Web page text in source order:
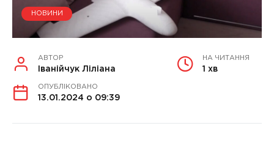
НОВИНИ
АВТОР
Іванійчук Ліліана
НА ЧИТАННЯ
1 хв
ОПУБЛІКОВАНО
13.01.2024 о 09:39